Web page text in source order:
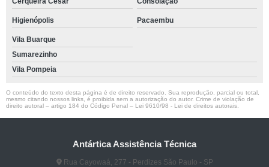
Higienópolis Pacaembu
Vila Buarque
Sumarezinho
Vila Pompeia
O conteúdo do texto desta página é de direito reservado. Sua reprodução, parcial ou total,
mesmo citando nossos links, é proibida sem a autorização do autor. Crime de violação de
direito autoral – artigo 184 do Código Penal – Lei 9610/98 - Lei de direitos autorais
Antártica Assistência Técnica
Rua Cayowaá, 277 - Perdizes São Paulo - SP